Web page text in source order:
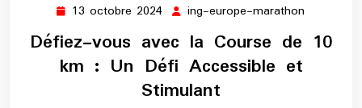
13 octobre 2024 13
octobre
2024
ing-europe-marathon
europe-
marathon
Défiez-vous avec la Course de 10
km : Un Défi Accessible et
Stimulant